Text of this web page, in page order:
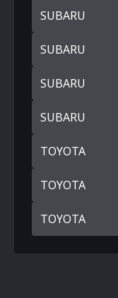
SUBARU
SUBARU
SUBARU
SUBARU
TOYOTA
TOYOTA
TOYOTA